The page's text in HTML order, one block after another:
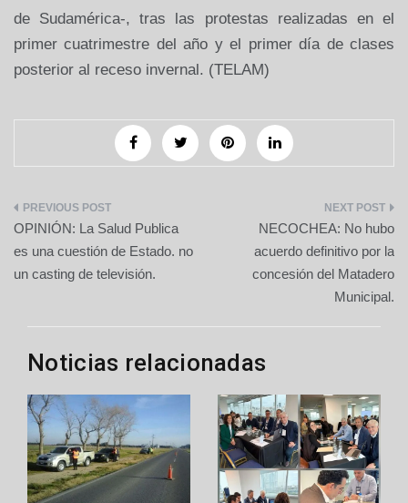
de Sudamérica-, tras las protestas realizadas en el
primer cuatrimestre del año y el primer día de clases
posterior al receso invernal. (TELAM)
Navegación
de
entradas
OPINIÓN: La Salud Publica
es una cuestión de Estado. no
un casting de televisión.
NECOCHEA: No hubo
acuerdo definitivo por la
concesión del Matadero
Municipal.
Noticias relacionadas